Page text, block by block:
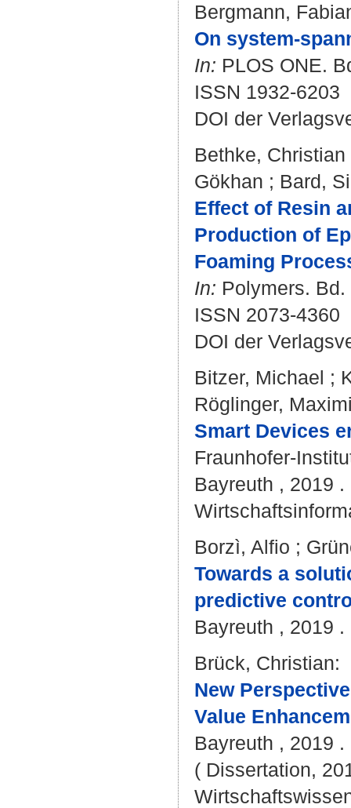
Bergmann,
On system-
In: PLOS ONE.
ISSN 1932-6203
DOI der
Bethke, Christian
Gökhan ; Bard,
Effect of Resin
Production of
Foaming
In: Polymers.
ISSN 2073-4360
DOI der
Bitzer, Michael ;
Röglinger,
Smart Devices
Fraunhofer-
Bayreuth , 2019
Borzì, Alfio ;
Towards a
predictive
Bayreuth , 2019 .
Brück, Christian:
New
Value
Bayreuth , 2019
( Dissertation,